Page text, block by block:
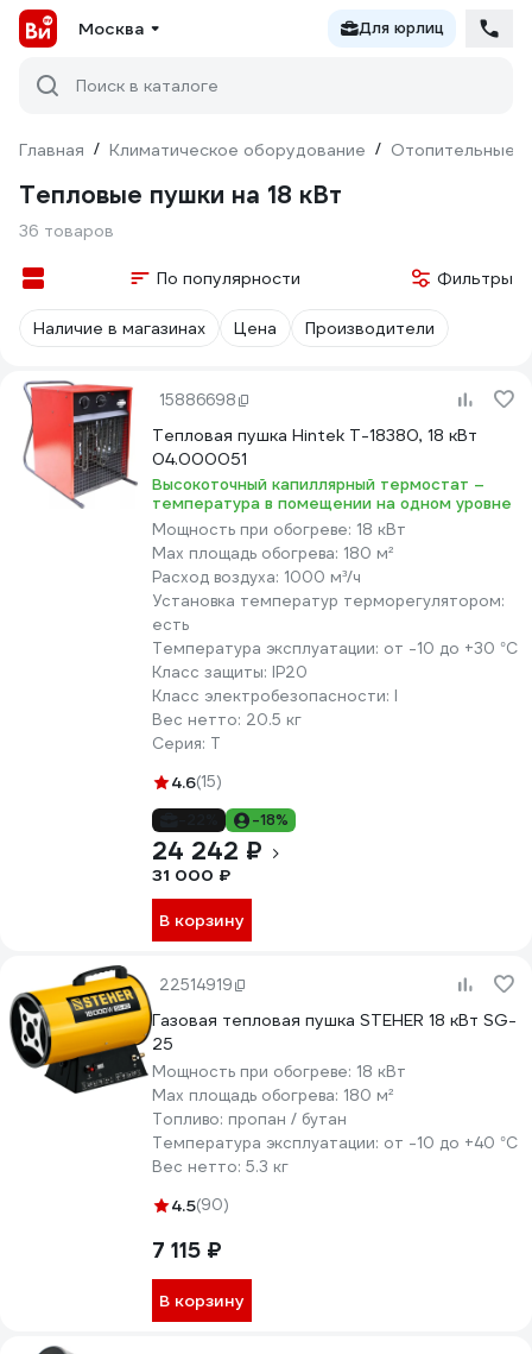
Москва Для юрлиц
Поиск в каталоге
Главная / Климатическое оборудование / Отопительные
Тепловые пушки на 18 кВт
36 товаров
По популярности Фильтры
Наличие в магазинах Цена Производители
15886698
Тепловая пушка Hintek Т-18380, 18 кВт
04.000051
Высокоточный капиллярный термостат –
температура в помещении на одном уровне
Мощность при обогреве: 18 кВт
Max площадь обогрева: 180 м²
Расход воздуха: 1000 м³/ч
Установка температур терморегулятором:
есть
Температура эксплуатации: от -10 до +30 °С
Класс защиты: IP20
Класс электробезопасности: I
Вес нетто: 20.5 кг
Серия: T
4.6(15)
-18%
24 242 ₽
31 000 ₽
В корзину
22514919
Газовая тепловая пушка STEHER 18 кВт SG-
25
Мощность при обогреве: 18 кВт
Max площадь обогрева: 180 м²
Топливо: пропан / бутан
Температура эксплуатации: от -10 до +40 °С
Вес нетто: 5.3 кг
4.5(90)
7 115 ₽
В корзину